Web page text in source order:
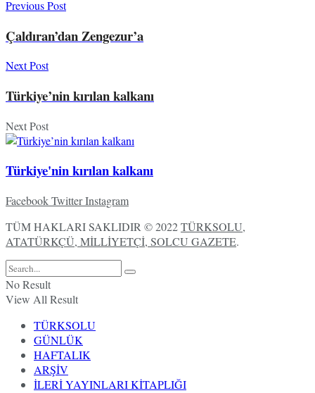
Previous Post
Çaldıran’dan Zengezur’a
Next Post
Türkiye’nin kırılan kalkanı
Next Post
Türkiye'nin kırılan kalkanı
FacebookTwitterInstagram
TÜM HAKLARI SAKLIDIR © 2022TÜRKSOLU,
ATATÜRKÇÜ, MİLLİYETÇİ, SOLCU GAZETE.
No Result
View All Result
TÜRKSOLU
GÜNLÜK
HAFTALIK
ARŞİV
İLERİ YAYINLARI KİTAPLIĞI